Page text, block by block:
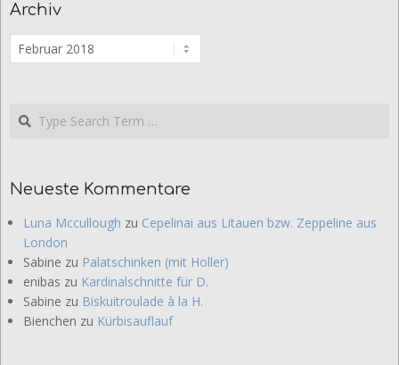
Archiv
Archiv
Search
Neueste Kommentare
Luna Mccullough zu Cepelinai aus Litauen bzw. Zeppeline aus
London
Sabine zu Palatschinken (mit Holler)
enibas zu Kardinalschnitte für D.
Sabine zu Biskuitroulade à la H.
Bienchen zu Kürbisauflauf